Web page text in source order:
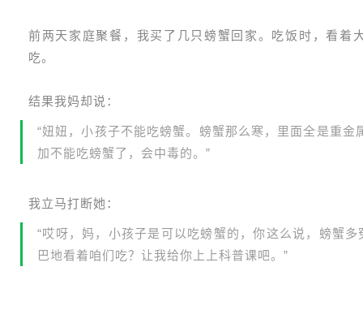
前两天家庭聚餐，我买了几只螃蟹回家。吃饭时，看着
吃。
结果我妈却说：
“妞妞，小孩子不能吃螃蟹。螃蟹那么寒，里面全是重
加不能吃螃蟹了，会中毒的。”
我立马打断她：
“哎呀，妈，小孩子是可以吃螃蟹的，你这么说，螃蟹
巴地看着咱们吃？让我给你上上科普课吧。”